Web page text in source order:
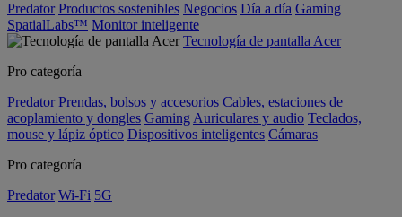
Predator Productos sostenibles Negocios Día a día Gaming
SpatialLabs™ Monitor inteligente
Tecnología de pantalla Acer
Pro categoría
Predator Prendas, bolsos y accesorios Cables, estaciones de
acoplamiento y dongles Gaming Auriculares y audio Teclados,
mouse y lápiz óptico Dispositivos inteligentes Cámaras
Pro categoría
Predator Wi-Fi 5G